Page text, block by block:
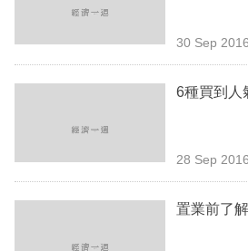
技
30 Sep 2016
6種買到人
28 Sep 2016
置業前了